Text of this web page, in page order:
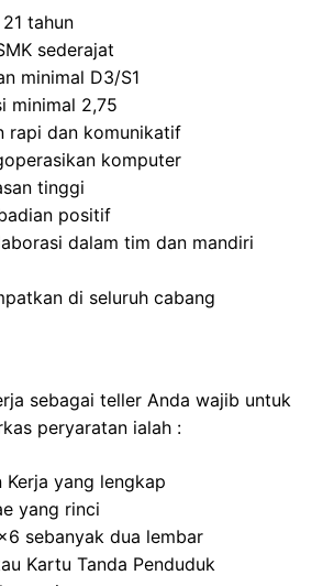
tahun
sederajat
minimal D3/S1
minimal 2,75
rapi dan komunikatif
komputer
tinggi
positif
dalam tim dan mandiri
di seluruh cabang
sebagai teller Anda wajib untuk
peryaratan ialah :
Kerja yang lengkap
yang rinci
sebanyak dua lembar
Kartu Tanda Penduduk